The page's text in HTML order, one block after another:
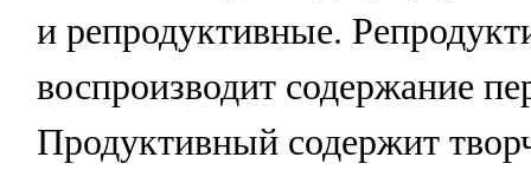
и репродуктивные.
воспроизводит содержание
Продуктивный содержит